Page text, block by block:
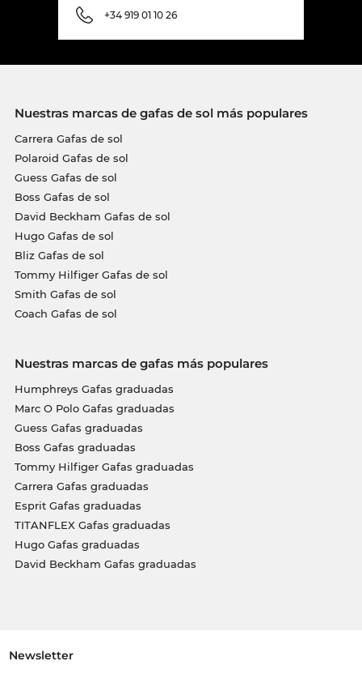
+34 919 01 10 26
Nuestras marcas de gafas de sol más populares
Carrera Gafas de sol
Polaroid Gafas de sol
Guess Gafas de sol
Boss Gafas de sol
David Beckham Gafas de sol
Hugo Gafas de sol
Bliz Gafas de sol
Tommy Hilfiger Gafas de sol
Smith Gafas de sol
Coach Gafas de sol
Nuestras marcas de gafas más populares
Humphreys Gafas graduadas
Marc O Polo Gafas graduadas
Guess Gafas graduadas
Boss Gafas graduadas
Tommy Hilfiger Gafas graduadas
Carrera Gafas graduadas
Esprit Gafas graduadas
TITANFLEX Gafas graduadas
Hugo Gafas graduadas
David Beckham Gafas graduadas
Newsletter